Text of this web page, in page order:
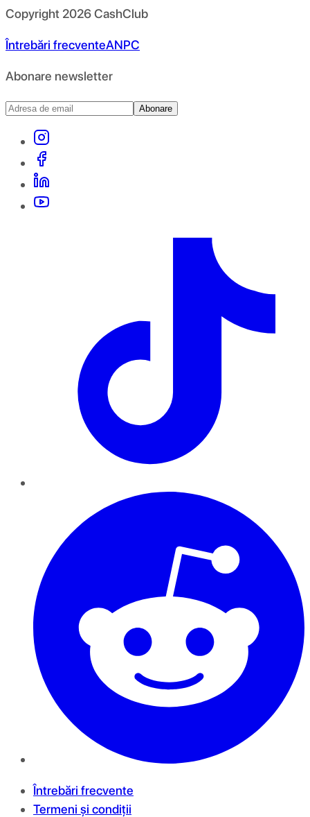
Copyright 2026CashClub
Întrebări frecventeANPC
Abonare newsletter
Abonare
Întrebări frecvente
Termeni și condiții